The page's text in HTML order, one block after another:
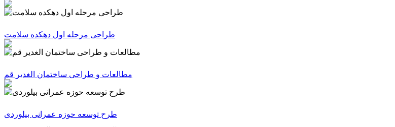
طراحی مرحله اول دهکده سلامت
مطالعات و طراحی ساختمان الغدیر قم
طرح توسعه حوزه عمرانی بیلوردی